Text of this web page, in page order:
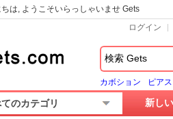
は, ようこそいらっしゃいませ Gets
ログイン
カボション ピアス
のカテゴリ 新し